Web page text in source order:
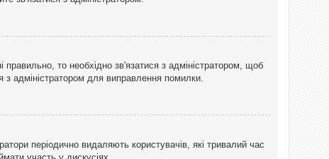
то необхідно зв'язатися з адміністратором, щоб
адміністратором для виправлення помилки.
періодично видаляють користувачів, які тривалий час